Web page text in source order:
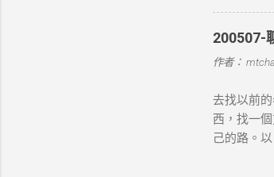
connect-
的 HTTP
數據（如
的回應內
務）生成
標 ： curl
200507-
作者：
去找以前
西，找一
己的路。